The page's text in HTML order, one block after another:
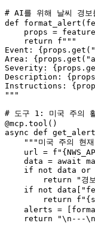
# AI를 위해 날씨 경보
def
props =
    return f"""
Event:
Area:
Severity:
Description:
Instructions:
"""
# 도구 1: 미국 주의 활
@mcp.tool()
async def
"""미국 주의 현
url =
data = await
if not data or
return "경보
if not
return
alerts =